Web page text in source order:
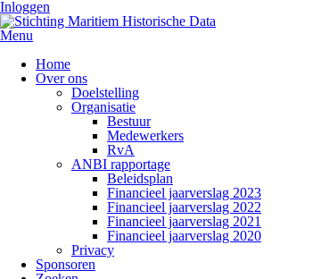
Inloggen
Menu
Home
Over ons
Doelstelling
Organisatie
Bestuur
Medewerkers
RvA
ANBI rapportage
Beleidsplan
Financieel jaarverslag 2023
Financieel jaarverslag 2022
Financieel jaarverslag 2021
Financieel jaarverslag 2020
Privacy
Sponsoren